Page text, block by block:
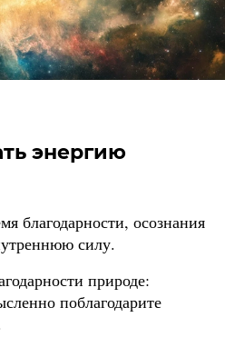
энергию
благодарности, осознания
силу.
природе:
поблагодарите